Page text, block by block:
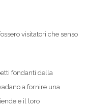
visitatori che senso
fondanti della
a fornire una
e il loro